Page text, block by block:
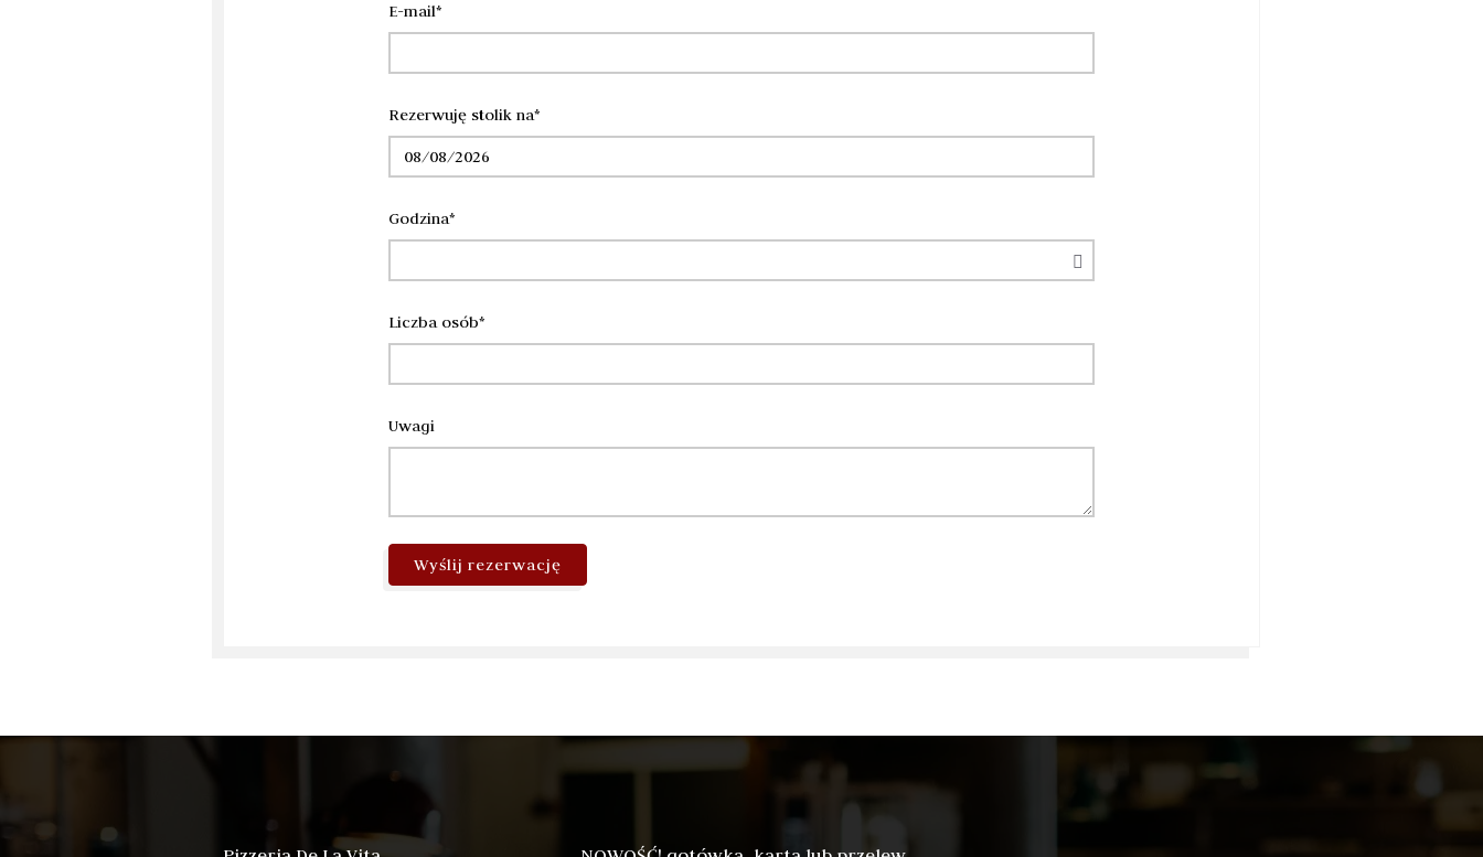
E-mail*
Rezerwuję stolik na*
Godzina*
Liczba osób*
Uwagi
Wyślij rezerwację